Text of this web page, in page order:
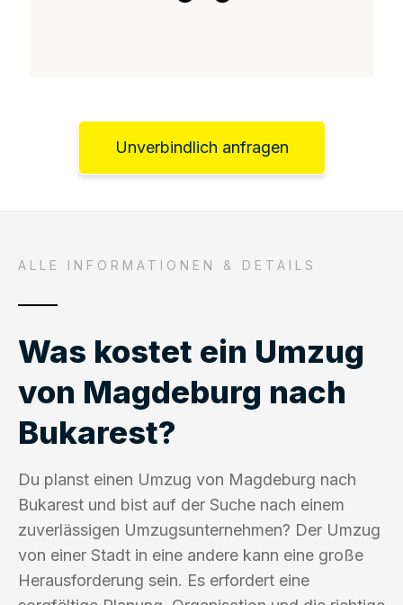
Unverbindlich anfragen
ALLE INFORMATIONEN & DETAILS
Was kostet ein Umzug
von Magdeburg nach
Bukarest?
Du planst einen Umzug von Magdeburg nach
Bukarest und bist auf der Suche nach einem
zuverlässigen Umzugsunternehmen? Der Umzug
von einer Stadt in eine andere kann eine große
Herausforderung sein. Es erfordert eine